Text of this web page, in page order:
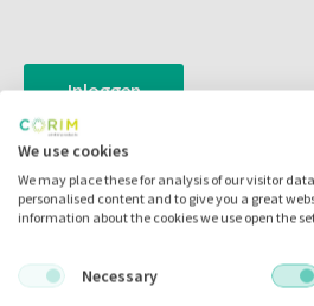
Inloggen
Zet in mijn
mijn
We use cookies
We may place these for analysis of our visitor
personalised content and to give you a great
information about the cookies we use open the
Necessary